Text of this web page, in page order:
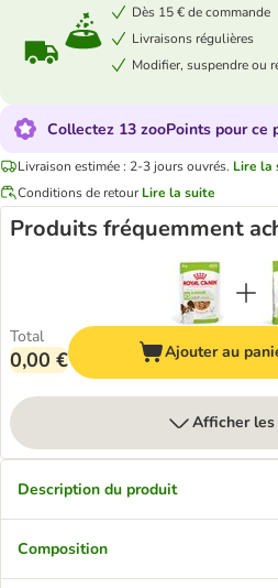
Dès 15 € de commande
Livraisons régulières
Modifier, suspendre ou
Collectez 13 zooPoints pour ce
Livraison estimée : 2-3 jours ouvrés. Lire la
Conditions de retour Lire la suite
Produits fréquemment
Total
0,00 € Ajouter au
Afficher
Description du produit
Composition